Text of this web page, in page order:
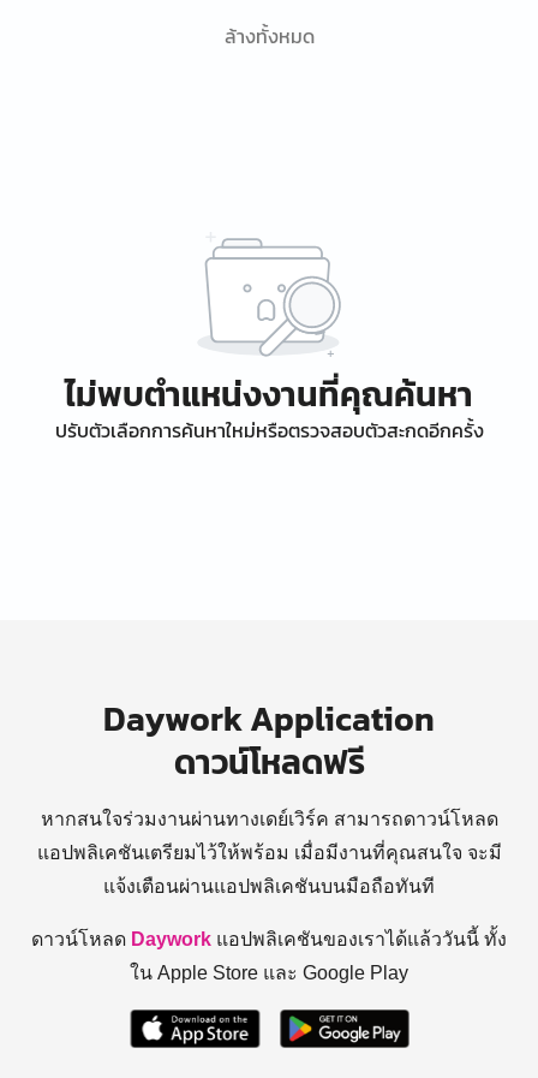
ล้างทั้งหมด
ไม่พบตำแหน่งงานที่คุณค้นหา
ปรับตัวเลือกการค้นหาใหม่หรือตรวจสอบตัวสะกดอีกครั้ง
Daywork Application
ดาวน์โหลดฟรี
หากสนใจร่วมงานผ่านทางเดย์เวิร์ค สามารถดาวน์โหลด
แอปพลิเคชันเตรียมไว้ให้พร้อม เมื่อมีงานที่คุณสนใจ จะมี
แจ้งเตือนผ่านแอปพลิเคชันบนมือถือทันที
ดาวน์โหลด Daywork แอปพลิเคชันของเราได้แล้ววันนี้ ทั้ง
ใน Apple Store และ Google Play